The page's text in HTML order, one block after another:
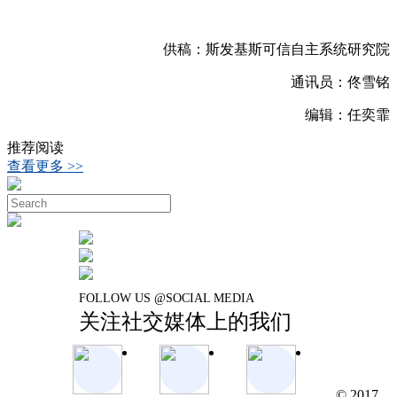
供稿：斯发基斯可信自主系统研究院
通讯员：佟雪铭
编辑：任奕霏
推荐阅读
查看更多 >>
FOLLOW US @SOCIAL MEDIA
关注社交媒体上的我们